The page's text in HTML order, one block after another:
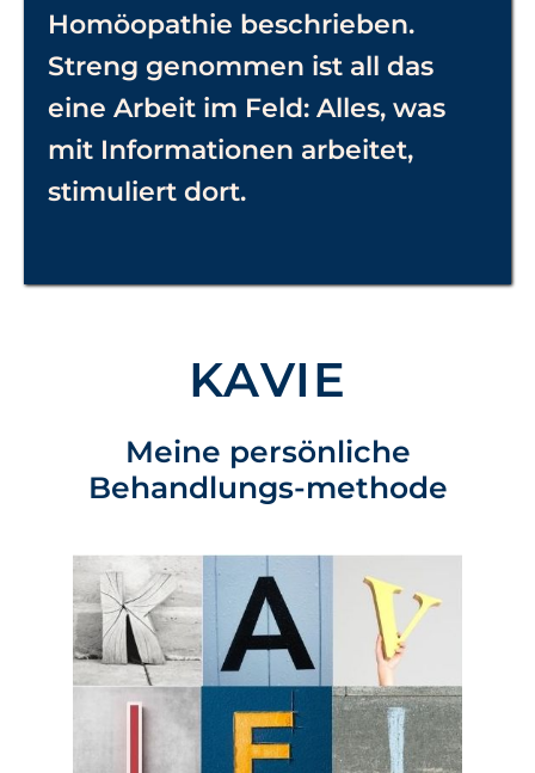
Homöopathie beschrieben.
Streng genommen ist all das
eine Arbeit im Feld: Alles, was
mit Informationen arbeitet,
stimuliert dort.
KAVIE
Meine persönliche
Behandlungs-methode